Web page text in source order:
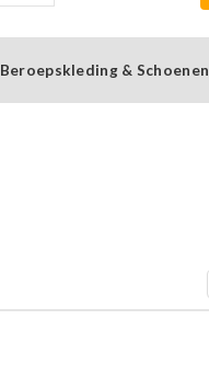
Beroepskleding & Schoenen